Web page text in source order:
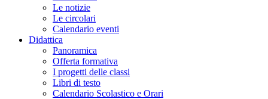
Le notizie
Le circolari
Calendario eventi
Didattica
Panoramica
Offerta formativa
I progetti delle classi
Libri di testo
Calendario Scolastico e Orari